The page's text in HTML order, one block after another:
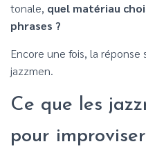
tonale, quel matériau
phrases ?
Encore une fois, la
jazzmen.
Ce que les
pour